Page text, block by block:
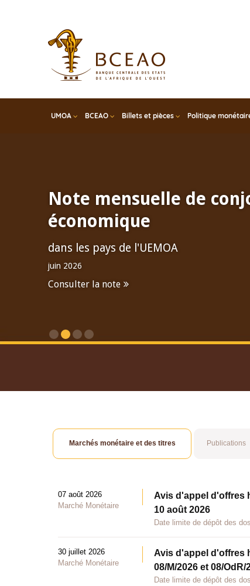
UMOA BCEAO Billets et pièces Politique
Note mensuelle de
économique
dans les pays de l'UEMOA
juin 2026
Consulter la note
Marchés monétaire et des titres Publications
07 août 2026
Marché Monétaire
Avis d'appel d'offres
10 août 2026
Date limite de dépôt des
30 juillet 2026
Marché Monétaire
Avis d'appel d'offres
08/M/2026 et 08/
Date limite de dépôt des